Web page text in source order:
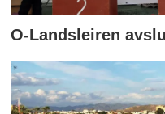
O-Landsleiren